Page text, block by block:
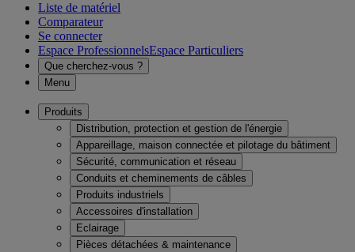
Liste de matériel
Comparateur
Se connecter
Espace ProfessionnelsEspace Particuliers
Que cherchez-vous ?
Menu
Produits
Distribution, protection et gestion de l'énergie
Appareillage, maison connectée et pilotage du bâtiment
Sécurité, communication et réseau
Conduits et cheminements de câbles
Produits industriels
Accessoires d'installation
Eclairage
Pièces détachées & maintenance